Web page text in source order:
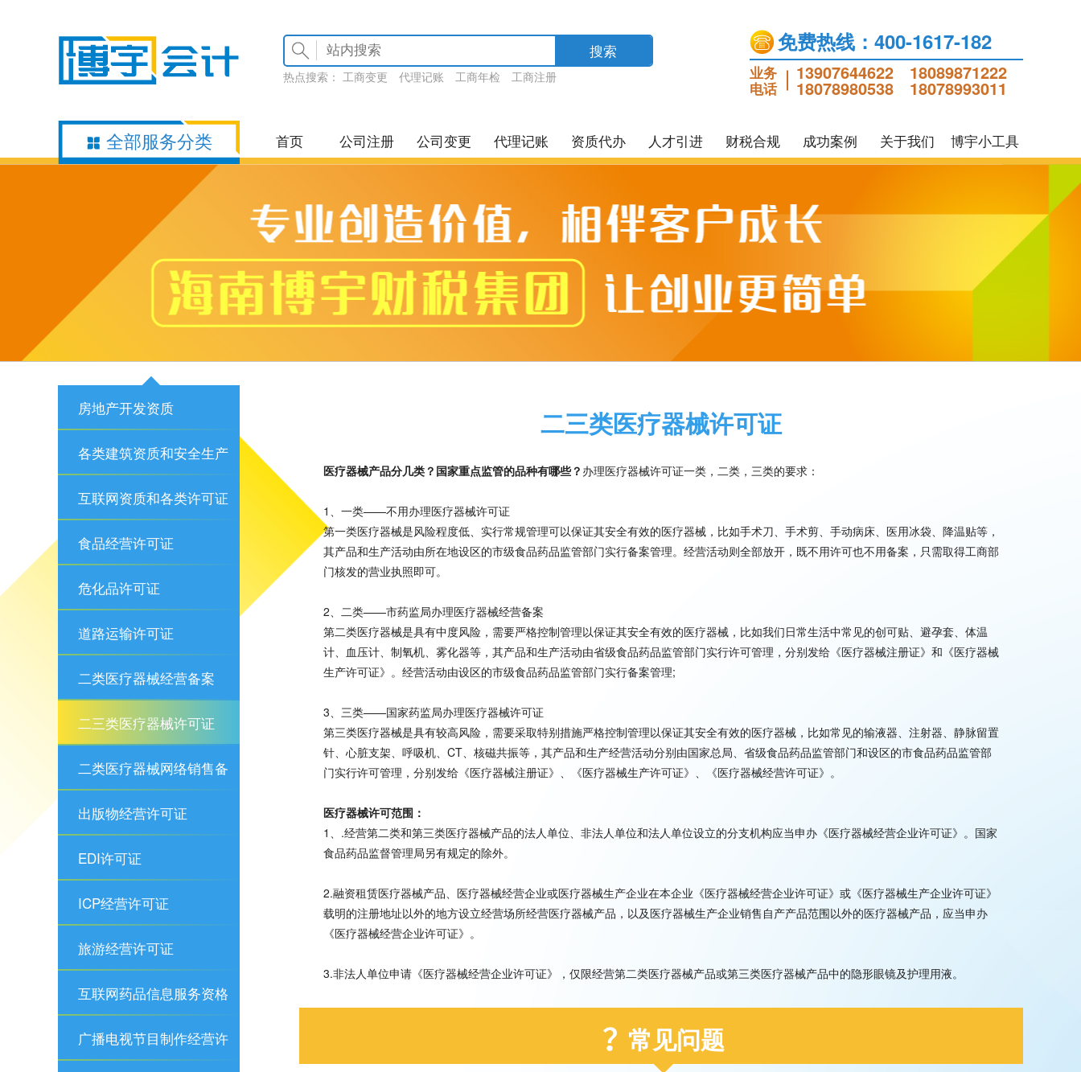
搜索
热点搜索： 工商变更 代理记账 工商年检 工商注册
免费热线：400-1617-182
业务
电话
13907644622 18089871222
18078980538 18078993011
全部服务分类 首页 公司注册 公司变更 代理记账 资质代办 人才引进 财税合规 成功案例 关于我们 博宇小工具
房地产开发资质
各类建筑资质和安全生产
许可证
互联网资质和各类许可证
食品经营许可证
危化品许可证
道路运输许可证
二类医疗器械经营备案
二三类医疗器械许可证
二类医疗器械网络销售备
案
出版物经营许可证
EDI许可证
ICP经营许可证
旅游经营许可证
互联网药品信息服务资格
证
广播电视节目制作经营许
二三类医疗器械许可证
医疗器械产品分几类？国家重点监管的品种有哪些？ 办理医疗器械许可证一类，二类，三类的要求：
1、一类——不用办理医疗器械许可证
第一类医疗器械是风险程度低、实行常规管理可以保证其安全有效的医疗器械，比如手术刀、手术剪、手动病床、医用冰袋、降温贴等，
其产品和生产活动由所在地设区的市级食品药品监管部门实行备案管理。经营活动则全部放开，既不用许可也不用备案，只需取得工商部
门核发的营业执照即可。
2、二类——市药监局办理医疗器械经营备案
第二类医疗器械是具有中度风险，需要严格控制管理以保证其安全有效的医疗器械，比如我们日常生活中常见的创可贴、避孕套、体温
计、血压计、制氧机、雾化器等，其产品和生产活动由省级食品药品监管部门实行许可管理，分别发给《医疗器械注册证》和《医疗器械
生产许可证》。经营活动由设区的市级食品药品监管部门实行备案管理;
3、三类——国家药监局办理医疗器械许可证
第三类医疗器械是具有较高风险，需要采取特别措施严格控制管理以保证其安全有效的医疗器械，比如常见的输液器、注射器、静脉留置
针、心脏支架、呼吸机、CT、核磁共振等，其产品和生产经营活动分别由国家总局、省级食品药品监管部门和设区的市食品药品监管部
门实行许可管理，分别发给《医疗器械注册证》、《医疗器械生产许可证》、《医疗器械经营许可证》。
医疗器械许可范围：
1、.经营第二类和第三类医疗器械产品的法人单位、非法人单位和法人单位设立的分支机构应当申办《医疗器械经营企业许可证》。国家
食品药品监督管理局另有规定的除外。
2.融资租赁医疗器械产品、医疗器械经营企业或医疗器械生产企业在本企业《医疗器械经营企业许可证》或《医疗器械生产企业许可证》
载明的注册地址以外的地方设立经营场所经营医疗器械产品，以及医疗器械生产企业销售自产产品范围以外的医疗器械产品，应当申办
《医疗器械经营企业许可证》。
3.非法人单位申请《医疗器械经营企业许可证》，仅限经营第二类医疗器械产品或第三类医疗器械产品中的隐形眼镜及护理用液。
常见问题